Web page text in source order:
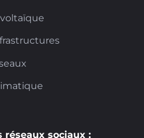
réseaux sociaux :